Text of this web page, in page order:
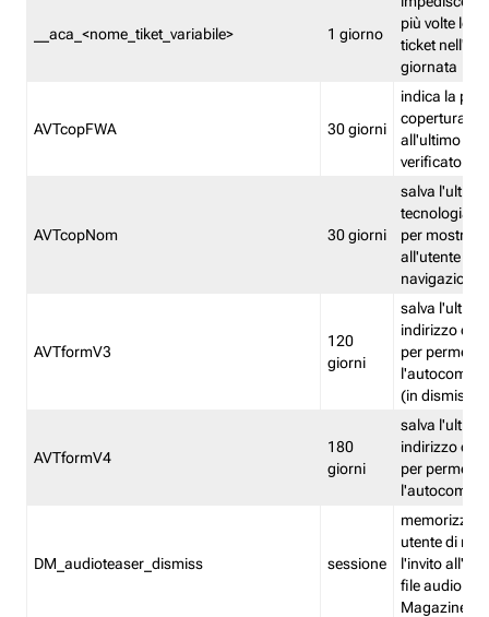
__aca_<nome_tiket_variabile> 1 giorno
più volte lo
ticket
giornata
AVTcopFWA 30 giorni
indica la
copertura
all'ultimo
verificato
AVTcopNom 30 giorni
salva l'ultima
tecnologia
per
all'utente
navigazione
AVTformV3
120
giorni
salva l'ultimo
indirizzo di
per
(in
AVTformV4
180
giorni
salva l'ultimo
indirizzo di
per
DM_audioteaser_dismiss sessione
memorizza
utente di
l'invito
file audio del
Magazine